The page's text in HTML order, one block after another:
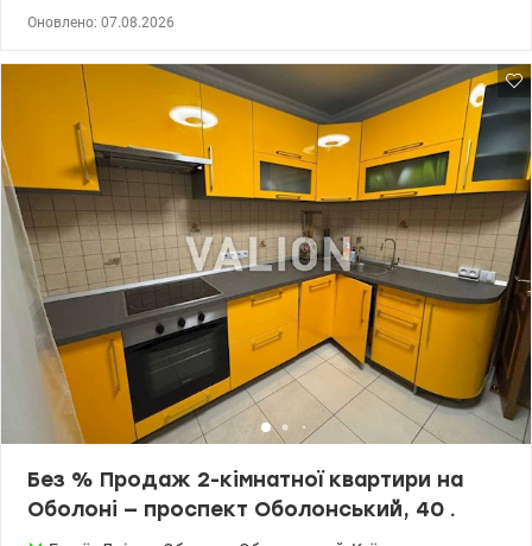
Оновлено: 07.08.2026
Без % Продаж 2-кімнатної квартири на
Оболоні — проспект Оболонський, 40 .